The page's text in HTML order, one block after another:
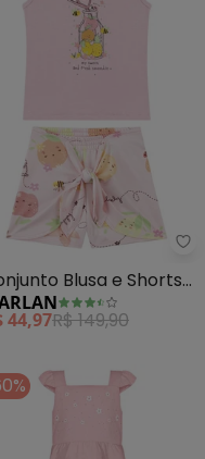
- Conjunto Blusa e
Blusa e Shorts
de Frutas (Rosa)
44,97R$ 149,90